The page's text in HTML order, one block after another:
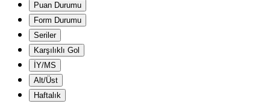
Puan Durumu
Form Durumu
Seriler
Karşılıklı Gol
İY/MS
Alt/Üst
Haftalık